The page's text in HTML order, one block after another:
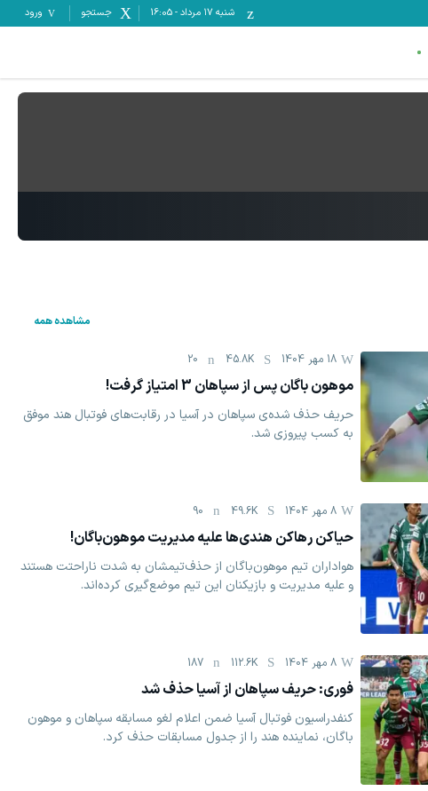
شنبه ۱۷ مرداد -
16:05 جستجو ورود
مشاهده همه
18 مهر 1404 45.8K
20
موهون باگان پس از سپاهان 3 امتیاز گرفت!
حریف حذف شده‌ی سپاهان در آسیا در رقابت‌های فوتبال هند موفق
به کسب پیروزی شد.
8 مهر 1404 49.6K
90
حیا‌کن رها‌کن ‌هندی‌ها علیه مدیریت موهون‌باگان!
هواداران تیم موهون‌باگان از حذف‌تیمشان به شدت ناراحتت هستند
و علیه مدیریت و بازیکنان این تیم موضع‌گیری کرده‌اند.
8 مهر 1404 112.6K
187
فوری: حریف سپاهان از آسیا حذف شد
کنفدراسیون فوتبال آسیا ضمن اعلام لغو مسابقه سپاهان و موهون
باگان، نماینده هند را از جدول مسابقات حذف کرد.